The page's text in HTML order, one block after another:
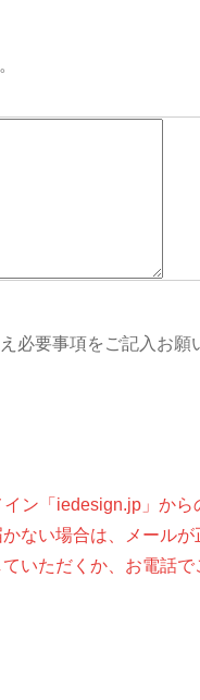
必要事項をご記入お願
ン「iedesign.jp」から
ない場合は、メールが
いただくか、お電話で